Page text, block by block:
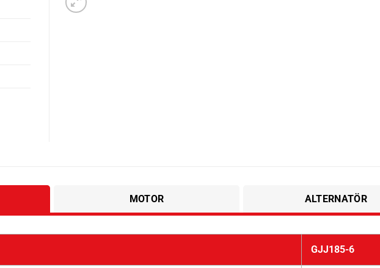
MOTOR ALTERNATÖR
GJJ185-6